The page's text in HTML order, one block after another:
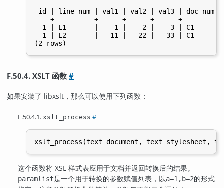
id | line_num | val1 | val2 | val3 | doc_num
----+----------+------+------+------+---------
  1 | L1       |    1 |    2 |    3 | C1
  1 | L2       |   11 |   22 |   33 | C1
F.50.4. XSLT 函数#
如果安装了 libxslt，那么可以使用下列函数：
F.50.4.1.xslt_process #
这个函数将 XSL 样式表应用于文档并返回转换后的结果。
paramlist是一个用于转换的参数赋值列表，以a=1,b=2的形式